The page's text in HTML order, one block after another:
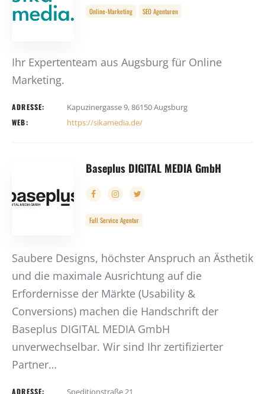
Online-Marketing SEO Agenturen
Ihr Expertenteam aus Augsburg für Online
Marketing.
ADRESSE: Kapuzinergasse 9, 86150 Augsburg
WEB: https://sikamedia.de/
Baseplus DIGITAL MEDIA GmbH
Full Service Agentur
Saubere Designs, höchster Anspruch an Ästhetik
und die maximale Ausrichtung auf die
Erfordernisse der Märkte (Usability &
Conversions) machen die Handschrift der
Baseplus DIGITAL MEDIA GmbH
unverwechselbar. Wir sind Ihr zertifizierter
Partner…
ADRESSE: